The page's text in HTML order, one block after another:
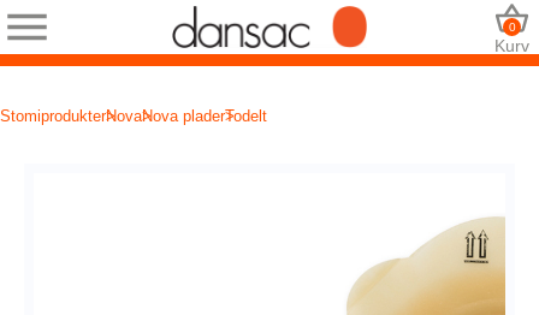
Kurv
0
StomiprodukterNovaNova pladerTodelt